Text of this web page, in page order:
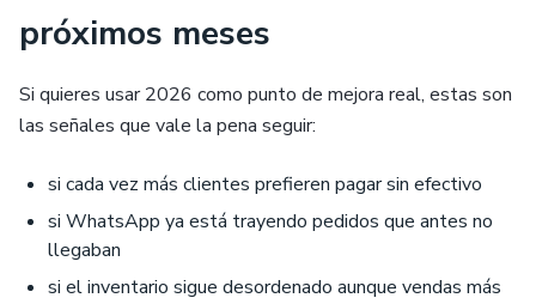
próximos meses
Si quieres usar 2026 como punto de mejora real, estas son
las señales que vale la pena seguir:
si cada vez más clientes prefieren pagar sin efectivo
si WhatsApp ya está trayendo pedidos que antes no
llegaban
si el inventario sigue desordenado aunque vendas más